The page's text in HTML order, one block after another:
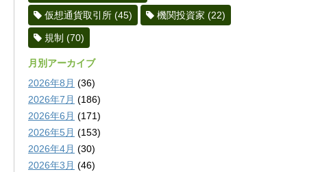
仮想通貨取引所 (45) 機関投資家 (22)
規制 (70)
月別アーカイブ
2026年8月 (36)
2026年7月 (186)
2026年6月 (171)
2026年5月 (153)
2026年4月 (30)
2026年3月 (46)